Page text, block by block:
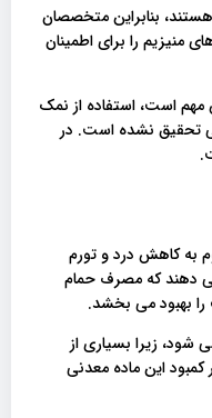
بنابراین متخصصان
منیزیم را برای اطمینان
است، استفاده از نمک
تحقیق نشده است. در
به کاهش درد و تورم
دهند که مصرف حمام
را بهبود می بخشد.
شود، زیرا بسیاری از
کمبود این ماده معدنی